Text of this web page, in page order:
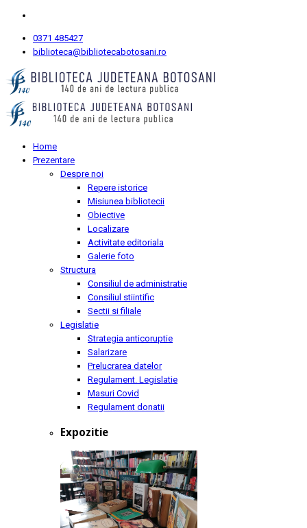
0371 485427
biblioteca@bibliotecabotosani.ro
Home
Prezentare
Despre noi
Repere istorice
Misiunea bibliotecii
Obiective
Localizare
Activitate editoriala
Galerie foto
Structura
Consiliul de administratie
Consiliul stiintific
Sectii si filiale
Legislatie
Strategia anticoruptie
Salarizare
Prelucrarea datelor
Regulament. Legislatie
Masuri Covid
Regulament donatii
Expozitie